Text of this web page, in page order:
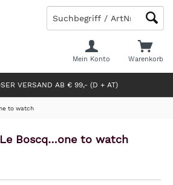
VERSAND AB € 99,- (D + AT)
Warenkorb
Mein Konto
to watch
Boscq…one to watch